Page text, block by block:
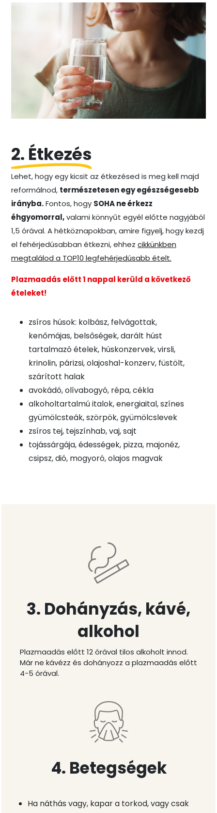
Lehet, hogy egy kicsit az étkezésed is meg kell majd
reformálnod, természetesen egy egészségesebb
irányba.Fontos, hogy SOHA ne érkezz
éhgyomorral,valami könnyűt egyél előtte nagyjából
1,5 órával. A hétköznapokban, amire figyelj, hogy kezdj
el fehérjedúsabban étkezni, ehhez cikkünkben
megtalálod a TOP10 legfehérjedúsabb ételt.
Plazmaadás előtt 1 nappal kerüld a következő
ételeket!
zsíros húsok: kolbász, felvágottak,
kenőmájas, belsőségek, darált húst
tartalmazó ételek, húskonzervek, virsli,
krinolin, párizsi, olajoshal-konzerv, füstölt,
szárított halak
avokádó, olívabogyó, répa, cékla
alkoholtartalmú italok, energiaital, színes
gyümölcsteák, szörpök, gyümölcslevek
zsíros tej, tejszínhab, vaj, sajt
tojássárgája, édességek, pizza, majonéz,
csipsz, dió, mogyoró, olajos magvak
2. Étkezés
3. Dohányzás, kávé,
alkohol
Plazmaadás előtt 12 órával tilos alkoholt innod.
Már ne kávézz és dohányozz a plazmaadás előtt
4-5 órával.
4. Betegségek
Ha náthás vagy, kapar a torkod, vagy csak